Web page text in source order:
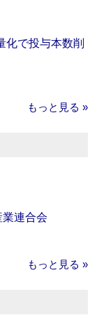
化で投与本数削
もっと見る »
連合会
もっと見る »